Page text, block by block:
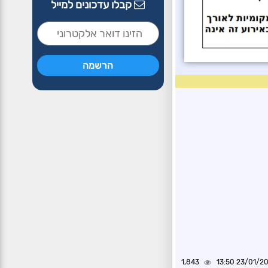
23/01/2022
1,843
קבלו עדכונים למייל